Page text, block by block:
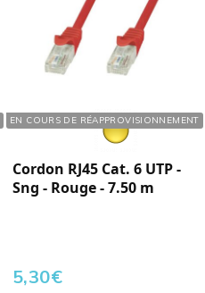
EN COURS DE RÉAPPROVISIONNEMENT
Réf. : 121073
Cordon RJ45 Cat. 6 UTP -
Sng - Rouge - 7.50 m
5,30€